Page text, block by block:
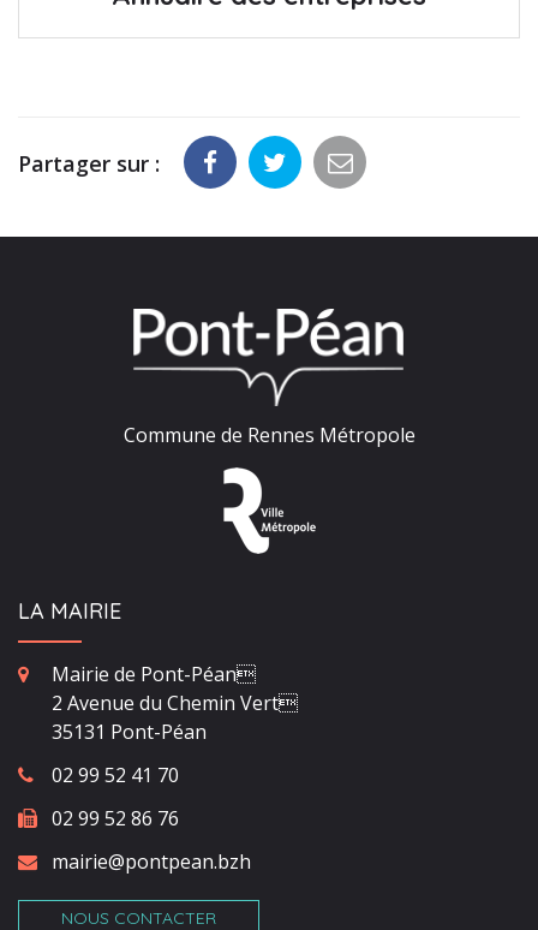
Partager sur :
Commune de Rennes Métropole
LA MAIRIE
Mairie de Pont-Péan
2 Avenue du Chemin Vert
35131 Pont-Péan
02 99 52 41 70
02 99 52 86 76
mairie@pontpean.bzh
NOUS CONTACTER